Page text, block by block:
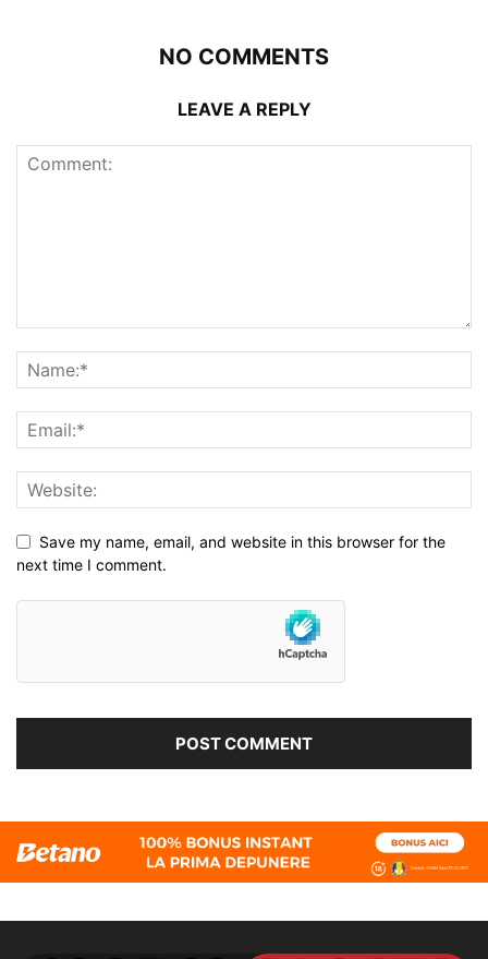
NO COMMENTS
LEAVE A REPLY
Save my name, email, and website in this browser for the
next time I comment.